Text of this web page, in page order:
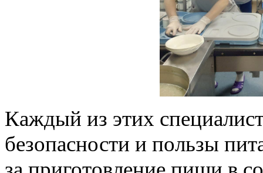
Каждый из этих
безопасности и пользы